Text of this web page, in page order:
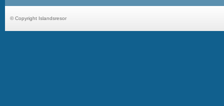
© Copyright Islandsresor